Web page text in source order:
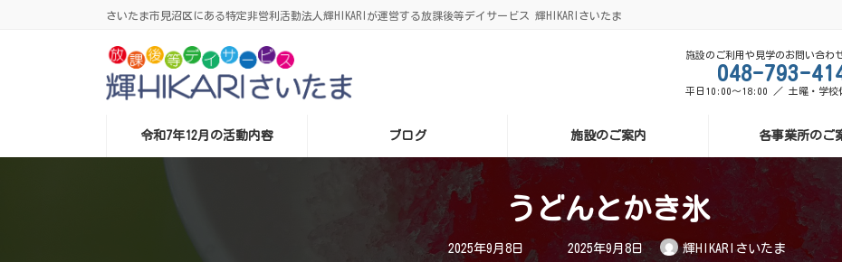
さいたま市見沼区にある特定非営利活動法人輝HIKARIが運営する放課後等デイサービス 輝HIKARIさいたま
施設のご利用や見学のお問い合わ
048-793-
平日10:00～18:00 ／ 土曜・学校
令和7年12月の活動内容 ブログ 施設のご案内 各事業所のご
うどんとかき氷
2025年9月8日
最
終
2025年9月8日 輝HIKARIさいたま